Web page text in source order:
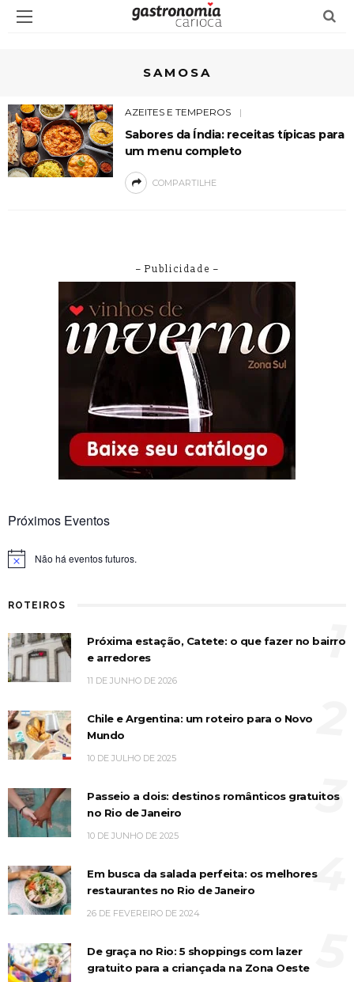
SAMOSA
AZEITES E TEMPEROS
Sabores da Índia: receitas típicas para
um menu completo
COMPARTILHE
– Publicidade –
Próximos Eventos
Notice Não há eventos futuros.
ROTEIROS
Próxima estação, Catete: o que fazer no bairro
e arredores
11 DE JUNHO DE 2026
1
Chile e Argentina: um roteiro para o Novo
Mundo
10 DE JULHO DE 2025
Passeio a dois: destinos românticos gratuitos
no Rio de Janeiro
10 DE JUNHO DE 2025
3
Em busca da salada perfeita: os melhores
restaurantes no Rio de Janeiro
26 DE FEVEREIRO DE 2024
4
De graça no Rio: 5 shoppings com lazer
gratuito para a criançada na Zona Oeste